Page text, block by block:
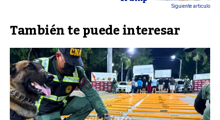
Siguiente articulo
También te puede interesar